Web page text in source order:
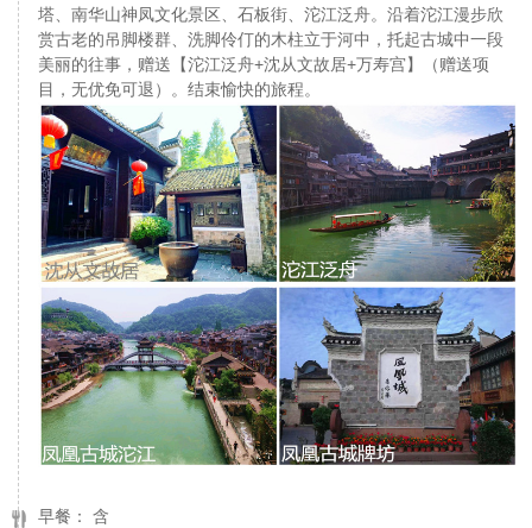
塔、南华山神凤文化景区、石板街、沱江泛舟。沿着沱江漫步欣
赏古老的吊脚楼群、洗脚伶仃的木柱立于河中，托起古城中一段
美丽的往事，赠送【沱江泛舟+沈从文故居+万寿宫】（赠送项
目，无优免可退）。结束愉快的旅程。
早餐： 含